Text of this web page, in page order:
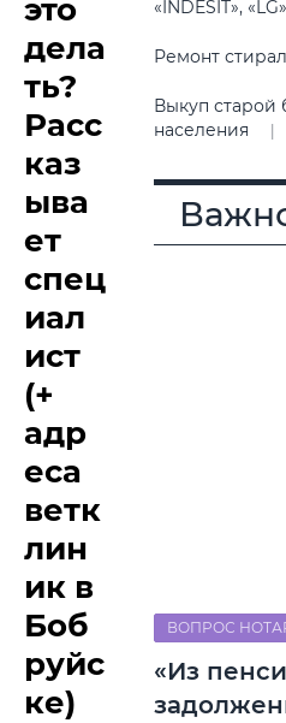
это
дела
ть?
Расс
каз
ыва
ет
спец
иал
ист
(+
адр
еса
ветк
лин
ик в
Боб
руйс
ке)
«INDESIT»,
Ремонт
Выкуп старой
населения
ВОПРОС
«Из